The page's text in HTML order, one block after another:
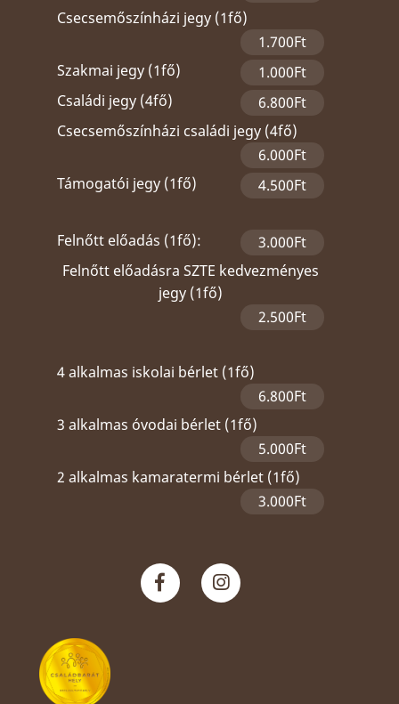
Csecsemőszínházi jegy (1fő)
1.700Ft
Szakmai jegy (1fő)
1.000Ft
Családi jegy (4fő)
6.800Ft
Csecsemőszínházi családi jegy (4fő)
6.000Ft
Támogatói jegy (1fő)
4.500Ft
Felnőtt előadás (1fő):
3.000Ft
Felnőtt előadásra SZTE kedvezményes
jegy (1fő)
2.500Ft
4 alkalmas iskolai bérlet (1fő)
6.800Ft
3 alkalmas óvodai bérlet (1fő)
5.000Ft
2 alkalmas kamaratermi bérlet (1fő)
3.000Ft